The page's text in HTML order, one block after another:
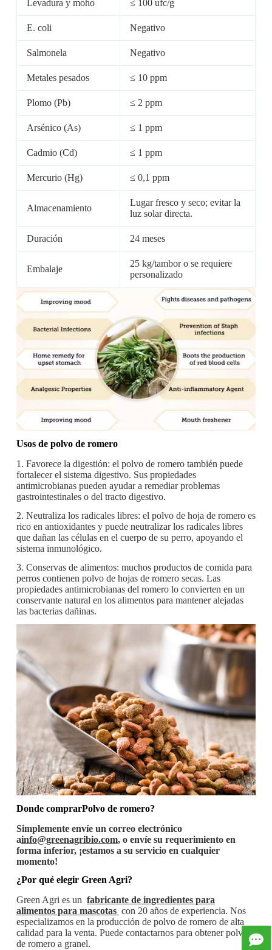
Levadura y moho ≤ 100 ufc/g
E. coli Negativo
Salmonela Negativo
Metales pesados ≤ 10 ppm
Plomo (Pb) ≤ 2 ppm
Arsénico (As) ≤ 1 ppm
Cadmio (Cd) ≤ 1 ppm
Mercurio (Hg) ≤ 0,1 ppm
Almacenamiento
Lugar fresco y seco; evitar la
luz solar directa.
Duración 24 meses
Embalaje
25 kg/tambor o se requiere
personalizado
Usos de polvo de romero
1. Favorece la digestión: el polvo de romero también puede
fortalecer el sistema digestivo. Sus propiedades
antimicrobianas pueden ayudar a remediar problemas
gastrointestinales o del tracto digestivo.
2. Neutraliza los radicales libres: el polvo de hoja de romero es
rico en antioxidantes y puede neutralizar los radicales libres
que dañan las células en el cuerpo de su perro, apoyando el
sistema inmunológico.
3. Conservas de alimentos: muchos productos de comida para
perros contienen polvo de hojas de romero secas. Las
propiedades antimicrobianas del romero lo convierten en un
conservante natural en los alimentos para mantener alejadas
las bacterias dañinas.
Donde comprarPolvo de romero?
Simplemente envíe un correo electrónico
ainfo@greenagribio.com, o envíe su requerimiento en
forma inferior, ¡estamos a su servicio en cualquier
momento!
¿Por qué elegir Green Agri?
Green Agri es un fabricante de ingredientes para
alimentos para mascotas con 20 años de experiencia. Nos
especializamos en la producción de polvo de romero de alta
calidad para la venta. Puede contactarnos para obtener polvo
de romero a granel.